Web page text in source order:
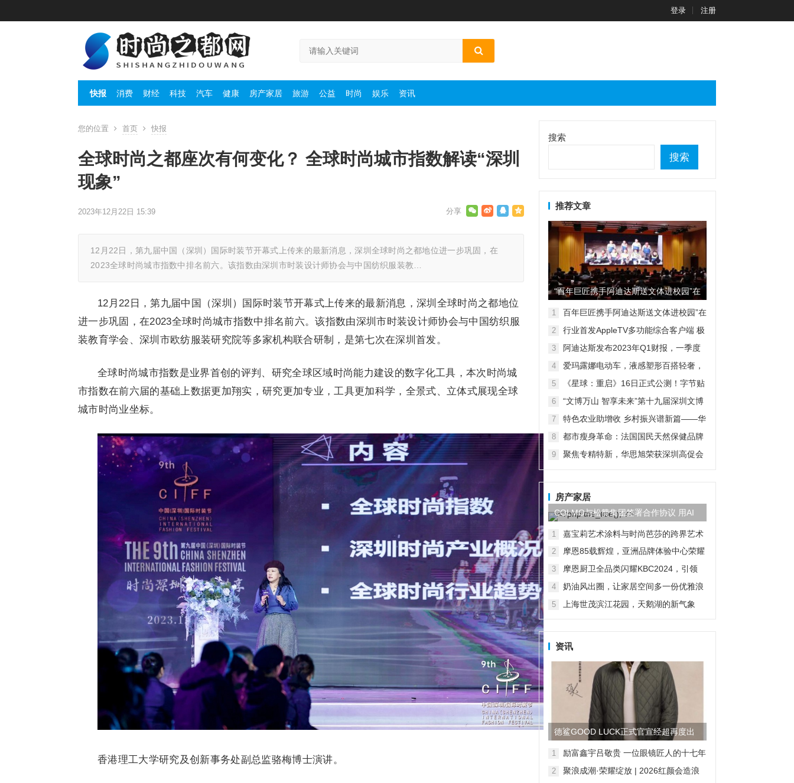
登录 注册
快报 消费 财经 科技 汽车 健康 房产家居 旅游 公益 时尚 娱乐 资讯
您的位置 首页 快报
全球时尚之都座次有何变化？ 全球时尚城市指数解读“深圳
现象”
2023年12月22日 15:39
12月22日，第九届中国（深圳）国际时装节开幕式上传来的最新消息，深圳全球时尚之都地位进一步巩固，在
2023全球时尚城市指数中排名前六。该指数由深圳市时装设计师协会与中国纺织服装教…
12月22日，第九届中国（深圳）国际时装节开幕式上传来的最新消息，深圳全球时尚之都地位
进一步巩固，在2023全球时尚城市指数中排名前六。该指数由深圳市时装设计师协会与中国纺织服
装教育学会、深圳市欧纺服装研究院等多家机构联合研制，是第七次在深圳首发。
全球时尚城市指数是业界首创的评判、研究全球区域时尚能力建设的数字化工具，本次时尚城
市指数在前六届的基础上数据更加翔实，研究更加专业，工具更加科学，全景式、立体式展现全球
城市时尚业坐标。
香港理工大学研究及创新事务处副总监骆梅博士演讲。
搜索
搜索
推荐文章
“百年巨匠携手阿迪达斯送文体进校园”在
京启动
1
百年巨匠携手阿迪达斯送文体进校园”在
2
行业首发AppleTV多功能综合客户端 极
3
阿迪达斯发布2023年Q1财报，一季度
4
爱玛露娜电动车，液感塑形百搭轻奢，
5
《星球：重启》16日正式公测！字节贴
6
“文博万山 智享未来”第十九届深圳文博
7
特色农业助增收 乡村振兴谱新篇——华
8
都市瘦身革命：法国国民天然保健品牌
案
9
聚焦专精特新，华思旭荣获深圳高促会
房产家居
COLMO与松赞集团签署合作协议 用AI
科技打造山居生活场景...
1 嘉宝莉艺术涂料与时尚芭莎的跨界艺术
2
摩恩85载辉煌，亚洲品牌体验中心荣耀
3
摩恩厨卫全品类闪耀KBC2024，引领
4
奶油风出圈，让家居空间多一份优雅浪
5 上海世茂滨江花园，天鹅湖的新气象
资讯
德鲨GOOD LUCK正式官宣经超再度出
任品牌形象大使
1
励富鑫宇吕敬贵 一位眼镜匠人的十七年
2
聚浪成潮·荣耀绽放 | 2026红颜会造浪